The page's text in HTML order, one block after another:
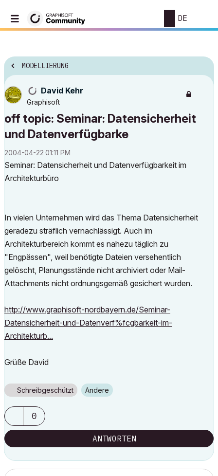
DE
MODELLIERUNG
David Kehr
Graphisoft
off topic: Seminar: Datensicherheit
und Datenverfügbarke
‎2004-04-22 01:11 PM
Seminar: Datensicherheit und Datenverfügbarkeit im
Architekturbüro
In vielen Unternehmen wird das Thema Datensicherheit
geradezu sträflich vernachlässigt. Auch im
Architekturbereich kommt es nahezu täglich zu
"Engpässen", weil benötigte Dateien versehentlich
gelöscht, Planungsstände nicht archiviert oder Mail-
Attachments nicht ordnungsgemäß gesichert wurden.
http://www.graphisoft-nordbayern.de/Seminar-
Datensicherheit-und-Datenverf%fcgbarkeit-im-
Architekturb...
Grüße David
Schreibgeschützt Andere
0
ANTWORTEN